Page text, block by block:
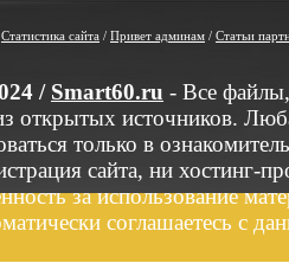
Статистика сайта / Привет админам / Статьи
/ Smart60.ru - Все
открытых источников.
только в
сайта, ни хостинг-
за использование
соглашаетесь с